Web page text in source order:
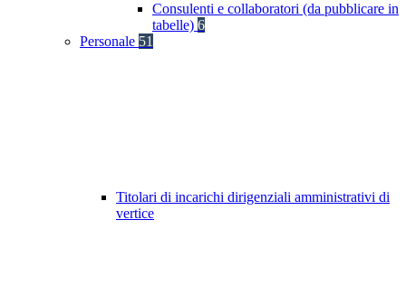
Consulenti e collaboratori (da pubblicare in
tabelle) 6
Personale 51
Titolari di incarichi dirigenziali amministrativi di
vertice